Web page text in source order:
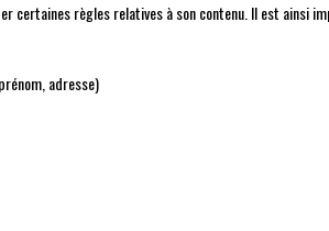
certaines règles relatives à son contenu. Il est ainsi
adresse)